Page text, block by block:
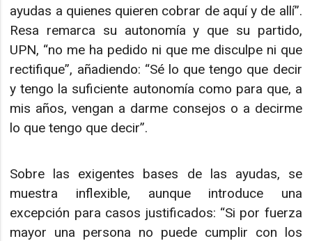
ayudas a quienes quieren cobrar de aquí y de allí”.
Resa remarca su autonomía y que su partido,
UPN, “no me ha pedido ni que me disculpe ni que
rectifique”, añadiendo: “Sé lo que tengo que decir
y tengo la suficiente autonomía como para que, a
mis años, vengan a darme consejos o a decirme
lo que tengo que decir”.
Sobre las exigentes bases de las ayudas, se
muestra inflexible, aunque introduce una
excepción para casos justificados: “Si por fuerza
mayor una persona no puede cumplir con los